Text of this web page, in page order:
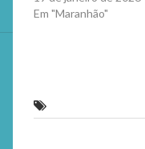
Em "Maranhão"